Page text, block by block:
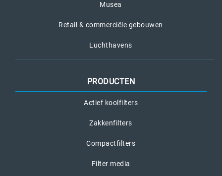
Musea
Retail & commerciële gebouwen
Luchthavens
PRODUCTEN
Actief koolfilters
Zakkenfilters
Compactfilters
Filter media